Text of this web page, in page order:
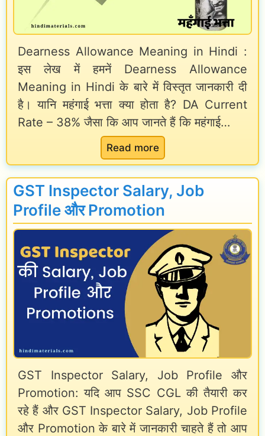
n
,
S
y
a
b
u
s
p
l
y
O
l
i
n
e
E
x
a
m
D
a
t
e
V
a
c
s
p
e
c
t
o
r
S
a
a
r
y
2
0
2
i
n
H
i
n
Dearness Allowance Meaning in Hindi :
इस लेख में हमनें Dearness Allowance
Meaning in Hindi के बारे में विस्तृत जानकारी दी
है। यानि महंगाई भत्ता क्या होता है? DA Current
Rate – 38% जैसा कि आप जानते हैं कि महंगाई…
Read more:
D
e
a
r
n
e
s
s
A
l
l
o
w
a
n
GST Inspector Salary, Job
Profile और Promotion
GST Inspector Salary, Job Profile और
Promotion: यदि आप SSC CGL की तैयारी कर
रहे हैं और GST Inspector Salary, Job Profile
और Promotion के बारे में जानकारी चाहते हैं तो आप